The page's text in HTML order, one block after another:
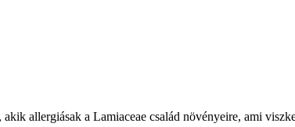
allergiásak a Lamiaceae család növényeire, ami